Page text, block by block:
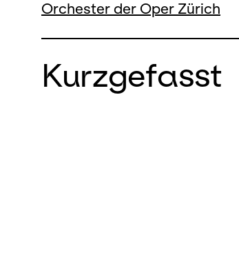
Orchester der Oper Zürich
Kurzgefasst